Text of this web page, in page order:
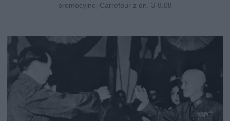
promocyjnej Carrefour z dn. 3-8.08